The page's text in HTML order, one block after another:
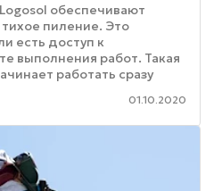
обеспечивают
пиление. Это
есть доступ к
выполнения работ. Такая
работать сразу
«пуск» и работают ...
01.10.2020